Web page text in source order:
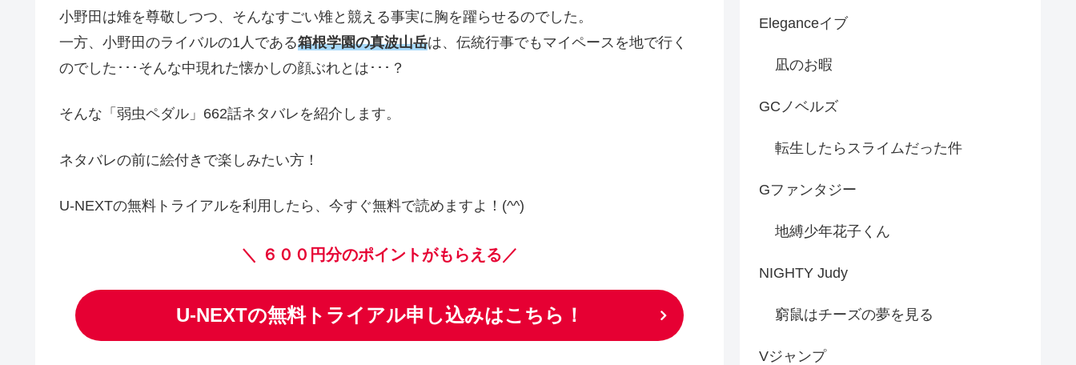
小野田は雉を尊敬しつつ、そんなすごい雉と競える事実に胸を躍らせるのでした。
一方、小野田のライバルの1人である箱根学園の真波山岳は、伝統行事でもマイペースを地で行く
のでした･･･そんな中現れた懐かしの顔ぶれとは･･･？
そんな「弱虫ペダル」662話ネタバレを紹介します。
ネタバレの前に絵付きで楽しみたい方！
U-NEXTの無料トライアルを利用したら、今すぐ無料で読めますよ！(^^)
＼ ６００円分のポイントがもらえる／
U-NEXTの無料トライアル申し込みはこちら！
Eleganceイブ
凪のお暇
GCノベルズ
転生したらスライムだった件
Gファンタジー
地縛少年花子くん
NIGHTY Judy
窮鼠はチーズの夢を見る
Vジャンプ